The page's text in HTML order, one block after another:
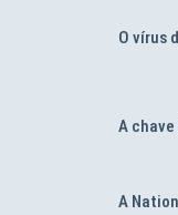
O vírus
A
A